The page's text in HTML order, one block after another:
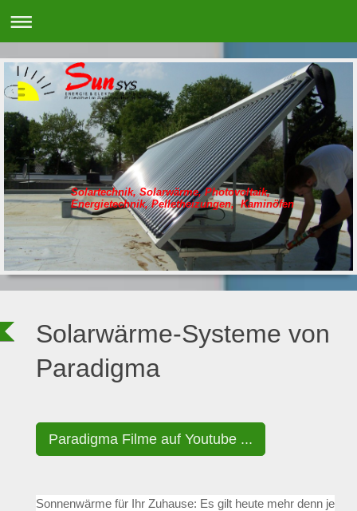
Solartechnik, Solarwärme, Photovoltaik,
Energietechnik, Pelletheizungen, Kaminöfen
Solarwärme-Systeme von
Paradigma
Paradigma Filme auf Youtube ...
Sonnenwärme für Ihr Zuhause: Es gilt heute mehr denn je